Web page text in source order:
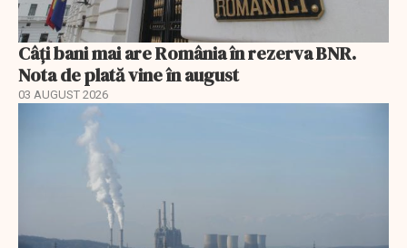
Câți bani mai are România în rezerva BNR.
Nota de plată vine în august
03 AUGUST 2026